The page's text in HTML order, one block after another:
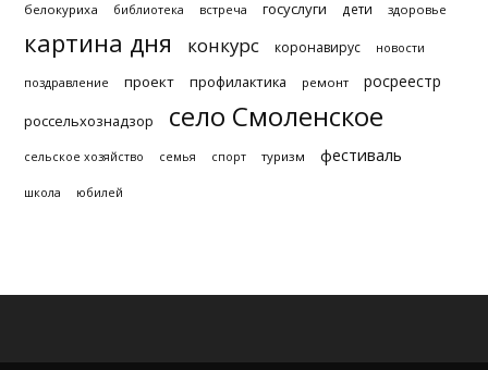
белокуриха библиотека встреча госуслуги дети здоровье
картина дня конкурс коронавирус новости
поздравление проект профилактика ремонт росреестр
россельхознадзор село Смоленское
сельское хозяйство семья спорт туризм фестиваль
школа юбилей